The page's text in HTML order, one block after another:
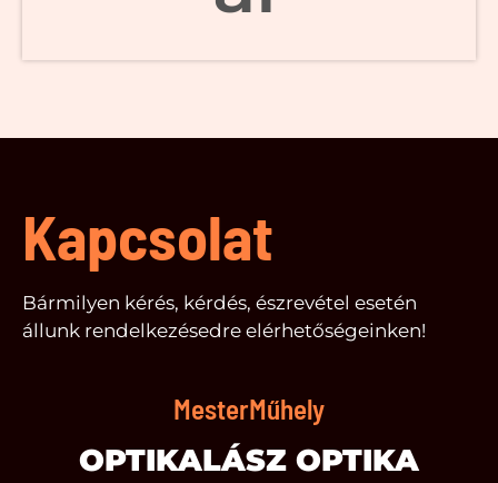
Kapcsolat
Bármilyen kérés, kérdés, észrevétel esetén
állunk rendelkezésedre elérhetőségeinken!
MesterMűhely
OPTIKALÁSZ OPTIKA